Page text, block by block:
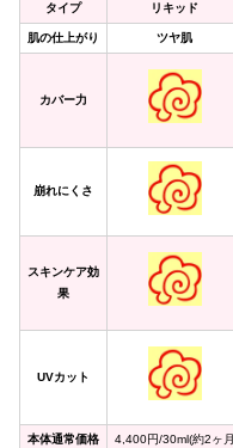
タイプ リキッド
肌の仕上がり ツヤ肌
カバー力
崩れにくさ
スキンケア効
果
UVカット
本体通常価格
4,400円/30ml(約2ヶ月